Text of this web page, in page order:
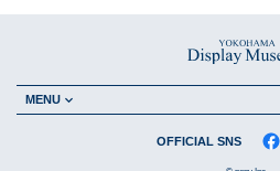
MENU
OFFICIAL SNS